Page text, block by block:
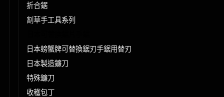
折合鋸
割草手工具系列
日本螃蟹牌可替換鋸刃手鋸用替刃
日本製造鐮刀
特殊鐮刀
收穫包丁